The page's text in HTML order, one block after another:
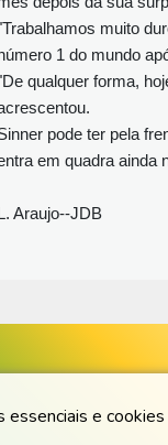
essenciais e
muito
1 do mundo
qualquer forma,
pode ter pela
em quadra ainda
Araujo--JDB